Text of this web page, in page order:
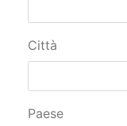
Città
Paese